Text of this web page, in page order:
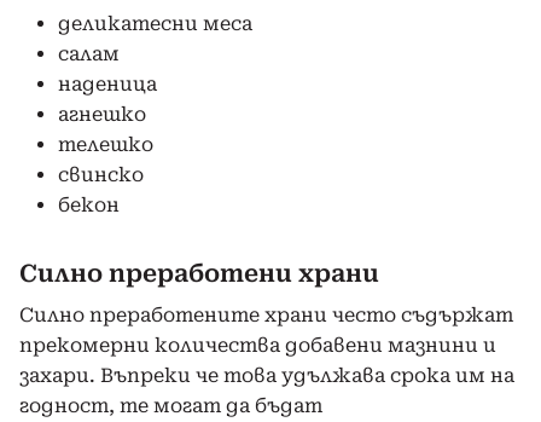
деликатесни меса
салам
наденица
агнешко
телешко
свинско
бекон
Силно преработени храни
Силно преработените храни често съдържат
прекомерни количества добавени мазнини и
захари. Въпреки че това удължава срока им на
годност, те могат да бъдат